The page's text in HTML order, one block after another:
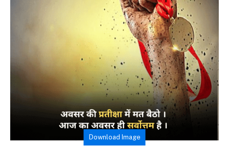
Download Image